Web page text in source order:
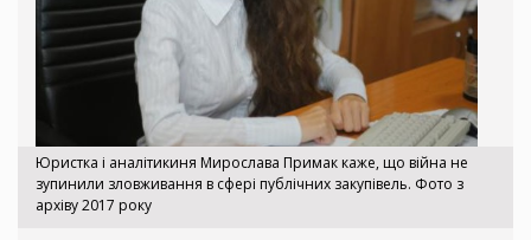
Юристка і аналітикиня Мирослава Примак каже, що війна не
зупинили зловживання в сфері публічних закупівель. Фото з
архіву 2017 року